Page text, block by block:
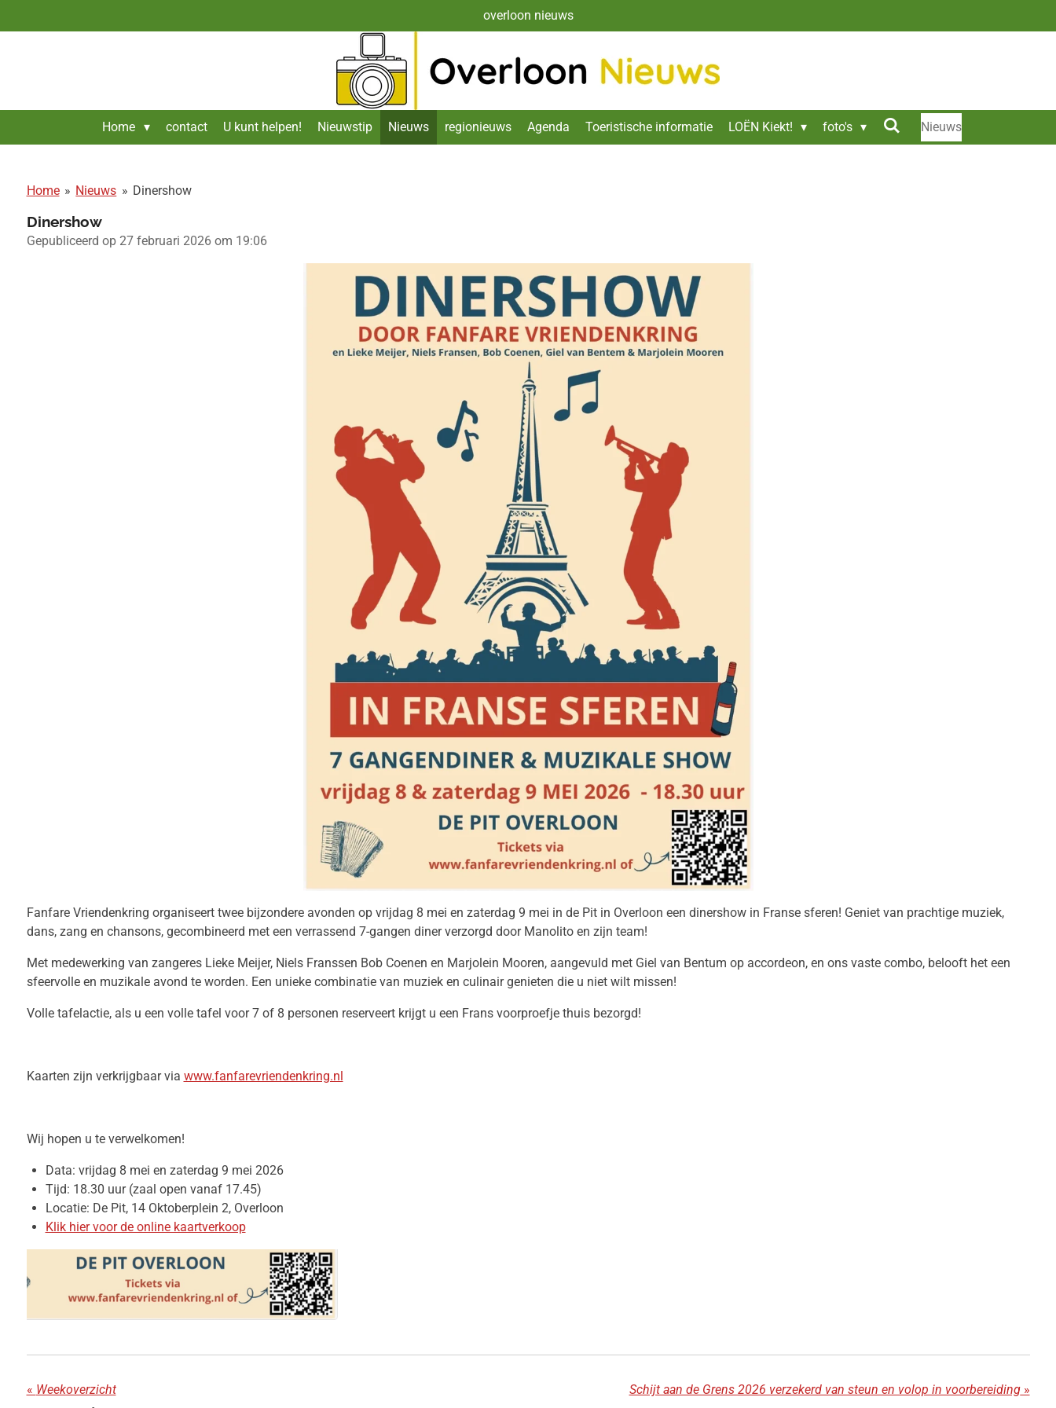
direct
overloon nieuws
Home contact U kunt helpen! Nieuwstip Nieuws regionieuws Agenda Toeristische informatie LOËN Kiekt! foto's Nieuws
Home » Nieuws » Dinershow
Dinershow
Gepubliceerd op 27 februari 2026 om 19:06
Fanfare Vriendenkring organiseert twee bijzondere avonden op vrijdag 8 mei en zaterdag 9 mei in de Pit in Overloon een dinershow in Franse sferen! Geniet van prachtige muziek,
dans, zang en chansons, gecombineerd met een verrassend 7-gangen diner verzorgd door Manolito en zijn team!
Met medewerking van zangeres Lieke Meijer, Niels Franssen Bob Coenen en Marjolein Mooren, aangevuld met Giel van Bentum op accordeon, en ons vaste combo, belooft het een
sfeervolle en muzikale avond te worden. Een unieke combinatie van muziek en culinair genieten die u niet wilt missen!
Volle tafelactie, als u een volle tafel voor 7 of 8 personen reserveert krijgt u een Frans voorproefje thuis bezorgd!
Kaarten zijn verkrijgbaar via www.fanfarevriendenkring.nl
Wij hopen u te verwelkomen!
Data: vrijdag 8 mei en zaterdag 9 mei 2026
Tijd: 18.30 uur (zaal open vanaf 17.45)
Locatie: De Pit, 14 Oktoberplein 2, Overloon
Klik hier voor de online kaartverkoop
« Weekoverzicht Schijt aan de Grens 2026 verzekerd van steun en volop in voorbereiding»